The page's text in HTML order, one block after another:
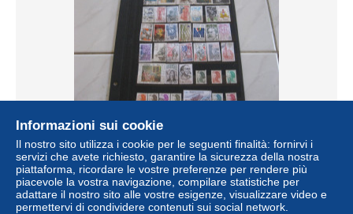
FRANCE LOT DE 49 TIMBRES OBLITERES DE 1982
TOUS DIFFERENTS
± 3,47 USD
Informazioni sui cookie
Il nostro sito utilizza i cookie per le seguenti finalità: fornirvi i
servizi che avete richiesto, garantire la sicurezza della nostra
piattaforma, ricordare le vostre preferenze per rendere più
piacevole la vostra navigazione, compilare statistiche per
adattare il nostro sito alle vostre esigenze, visualizzare video e
permettervi di condividere contenuti sui social network.